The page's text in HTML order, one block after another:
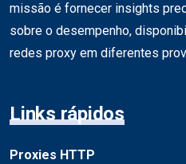
missão é fornecer insights
sobre o desempenho,
redes proxy em diferentes
Links rápidos
Proxies HTTP